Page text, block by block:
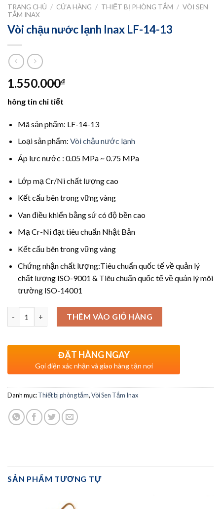
TRANG CHỦ / CỬA HÀNG / THIẾT BỊ PHÒNG TẮM / VÒI SEN
TẮM INAX
Vòi chậu nước lạnh Inax LF-14-13
1.550.000₫
hông tin chi tiết
Mã sản phẩm: LF-14-13
Loại sản phẩm: Vòi chậu nước lạnh
Áp lực nước : 0.05 MPa ~ 0.75 MPa
Lớp mạ Cr/Ni chất lượng cao
Kết cấu bên trong vững vàng
Van điều khiển bằng sứ có độ bền cao
Mạ Cr-Ni đạt tiêu chuẩn Nhật Bản
Kết cấu bên trong vững vàng
Chứng nhận chất lượng:Tiêu chuẩn quốc tế về quản lý
chất lượng ISO-9001 & Tiêu chuẩn quốc tế về quản lý môi
trường ISO-14001
THÊM VÀO GIỎ HÀNG
ĐẶT HÀNG NGAY
Gọi điện xác nhận và giao hàng tận nơi
Danh mục:Thiết bị phòng tắm,Vòi Sen Tắm Inax
SẢN PHẨM TƯƠNG TỰ